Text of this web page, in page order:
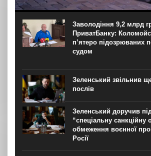
автор: Наталія Терамае 28 липня рідні
“азовців” в Оленівці виступили із
Мовляв, списки полонених у “бараці
вибух, укладав полонений представник
Заволодіння 9,2 млрд
ПриватБанку:
п’ятеро підозрюваних
судом
Зеленський звільнив
послів
Зеленський доручив
“спеціальну санкційну
обмеження воєнної
Росії